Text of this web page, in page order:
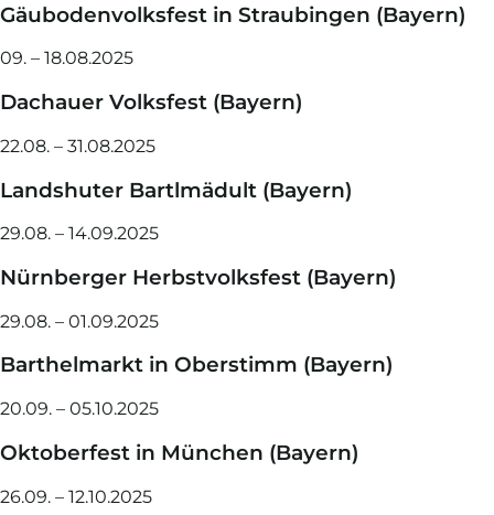
Gäubodenvolksfest in Straubingen (Bayern)
09. – 18.08.2025
Dachauer Volksfest (Bayern)
22.08. – 31.08.2025
Landshuter Bartlmädult (Bayern)
29.08. – 14.09.2025
Nürnberger Herbstvolksfest (Bayern)
29.08. – 01.09.2025
Barthelmarkt in Oberstimm (Bayern)
20.09. – 05.10.2025
Oktoberfest in München (Bayern)
26.09. – 12.10.2025